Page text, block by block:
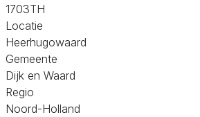
1703TH
Locatie
Heerhugowaard
Gemeente
Dijk en Waard
Regio
Noord-Holland